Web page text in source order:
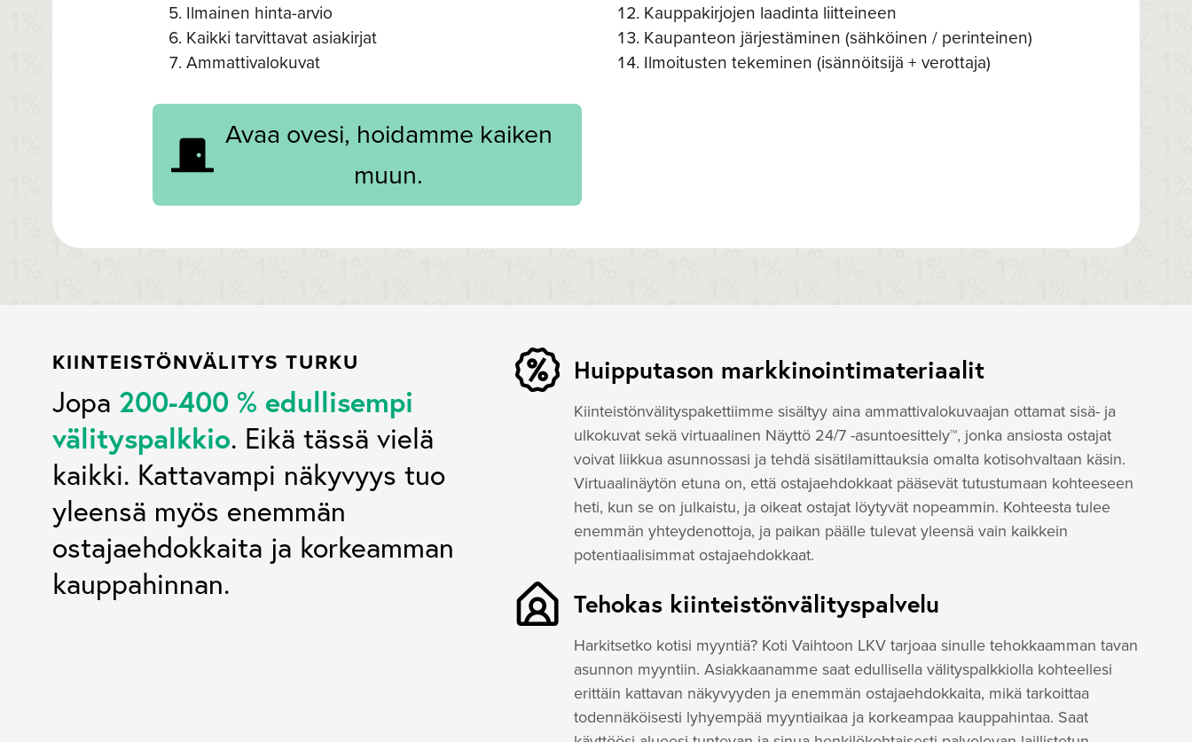
Ilmainen hinta-arvio
Kaikki tarvittavat asiakirjat
Ammattivalokuvat
Kauppakirjojen laadinta liitteineen
Kaupanteon järjestäminen (sähköinen / perinteinen)
Ilmoitusten tekeminen (isännöitsijä + verottaja)
Avaa ovesi, hoidamme kaiken
muun.
KIINTEISTÖNVÄLITYS TURKU
Jopa 200-400 % edullisempi
välityspalkkio. Eikä tässä vielä
kaikki. Kattavampi näkyvyys tuo
yleensä myös enemmän
ostajaehdokkaita ja korkeamman
kauppahinnan.
Huipputason markkinointimateriaalit
Kiinteistönvälityspakettiimme sisältyy aina ammattivalokuvaajan ottamat sisä- ja
ulkokuvat sekä virtuaalinen Näyttö 24/7 -asuntoesittely™, jonka ansiosta ostajat
voivat liikkua asunnossasi ja tehdä sisätilamittauksia omalta kotisohvaltaan käsin.
Virtuaalinäytön etuna on, että ostajaehdokkaat pääsevät tutustumaan kohteeseen
heti, kun se on julkaistu, ja oikeat ostajat löytyvät nopeammin. Kohteesta tulee
enemmän yhteydenottoja, ja paikan päälle tulevat yleensä vain kaikkein
potentiaalisimmat ostajaehdokkaat.
Tehokas kiinteistönvälityspalvelu
Harkitsetko kotisi myyntiä? Koti Vaihtoon LKV tarjoaa sinulle tehokkaamman tavan
asunnon myyntiin. Asiakkaanamme saat edullisella välityspalkkiolla kohteellesi
erittäin kattavan näkyvyyden ja enemmän ostajaehdokkaita, mikä tarkoittaa
todennäköisesti lyhyempää myyntiaikaa ja korkeampaa kauppahintaa. Saat